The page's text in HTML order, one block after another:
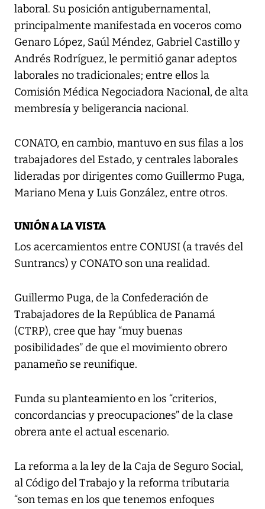
laboral. Su posición antigubernamental,
principalmente manifestada en voceros como
Genaro López, Saúl Méndez, Gabriel Castillo y
Andrés Rodríguez, le permitió ganar adeptos
laborales no tradicionales; entre ellos la
Comisión Médica Negociadora Nacional, de alta
membresía y beligerancia nacional.
CONATO, en cambio, mantuvo en sus filas a los
trabajadores del Estado, y centrales laborales
lideradas por dirigentes como Guillermo Puga,
Mariano Mena y Luis González, entre otros.
UNIÓN A LA VISTA
Los acercamientos entre CONUSI (a través del
Suntrancs) y CONATO son una realidad.
Guillermo Puga, de la Confederación de
Trabajadores de la República de Panamá
(CTRP), cree que hay “muy buenas
posibilidades” de que el movimiento obrero
panameño se reunifique.
Funda su planteamiento en los “criterios,
concordancias y preocupaciones” de la clase
obrera ante el actual escenario.
La reforma a la ley de la Caja de Seguro Social,
al Código del Trabajo y la reforma tributaria
“son temas en los que tenemos enfoques